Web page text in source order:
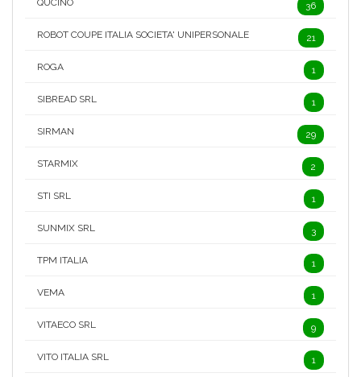
QUCINO 36
ROBOT COUPE ITALIA SOCIETA' UNIPERSONALE 21
ROGA 1
SIBREAD SRL 1
SIRMAN 29
STARMIX 2
STI SRL 1
SUNMIX SRL 3
TPM ITALIA 1
VEMA 1
VITAECO SRL 9
VITO ITALIA SRL 1